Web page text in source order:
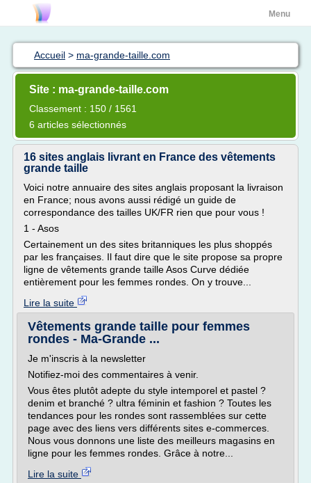
Menu
Accueil > ma-grande-taille.com
Site : ma-grande-taille.com
Classement : 150 / 1561
6 articles sélectionnés
16 sites anglais livrant en France des vêtements
grande taille
Voici notre annuaire des sites anglais proposant la livraison
en France; nous avons aussi rédigé un guide de
correspondance des tailles UK/FR rien que pour vous !
1 - Asos
Certainement un des sites britanniques les plus shoppés
par les françaises. Il faut dire que le site propose sa propre
ligne de vêtements grande taille Asos Curve dédiée
entièrement pour les femmes rondes. On y trouve...
Lire la suite
Vêtements grande taille pour femmes
rondes - Ma-Grande ...
Je m'inscris à la newsletter
Notifiez-moi des commentaires à venir.
Vous êtes plutôt adepte du style intemporel et pastel ?
denim et branché ? ultra féminin et fashion ? Toutes les
tendances pour les rondes sont rassemblées sur cette
page avec des liens vers différents sites e-commerces.
Nous vous donnons une liste des meilleurs magasins en
ligne pour les femmes rondes. Grâce à notre...
Lire la suite